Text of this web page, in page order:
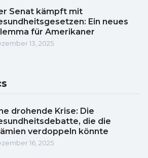
Senat kämpft mit
Ein neues
für Amerikaner
13, 2025
drohende Krise: Die
die die
verdoppeln könnte
16, 2025